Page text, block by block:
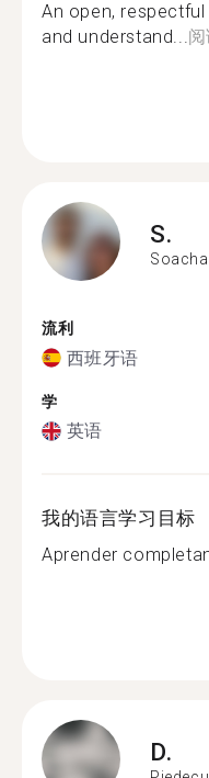
An open,
and understand...
S.
Soacha
流利
西班牙语
学
英语
我的语言学习目标
Aprender
D.